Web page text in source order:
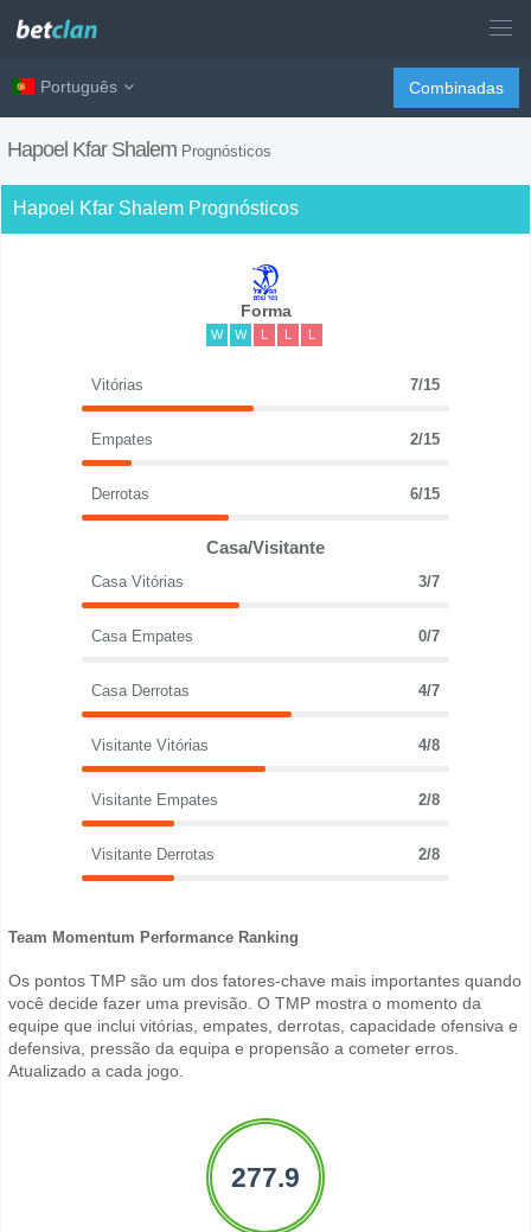
Português Combinadas
Hapoel Kfar Shalem Prognósticos
Hapoel Kfar Shalem Prognósticos
Forma
W W L L L
Vitórias 7/15
Empates 2/15
Derrotas 6/15
Casa/Visitante
Casa Vitórias 3/7
Casa Empates 0/7
Casa Derrotas 4/7
Visitante Vitórias 4/8
Visitante Empates 2/8
Visitante Derrotas 2/8
Team Momentum Performance Ranking
Os pontos TMP são um dos fatores-chave mais importantes quando
você decide fazer uma previsão. O TMP mostra o momento da
equipe que inclui vitórias, empates, derrotas, capacidade ofensiva e
defensiva, pressão da equipa e propensão a cometer erros.
Atualizado a cada jogo.
277.9